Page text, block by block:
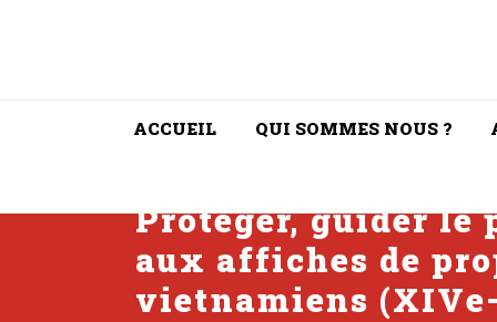
ACCUEIL QUI SOMMES NOUS ?
Protéger, guider le
aux affiches de
vietnamiens